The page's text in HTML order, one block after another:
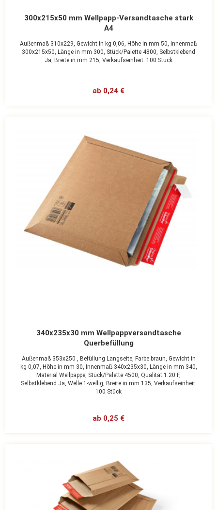
300x215x50 mm Wellpapp-Versandtasche stark
A4
Außenmaß 310x229, Gewicht in kg 0,06, Höhe in mm 50, Innenmaß
300x215x50, Länge in mm 300, Stück/Palette 4800, Selbstklebend
Ja, Breite in mm 215, Verkaufseinheit: 100 Stück
ab 0,24 €
340x235x30 mm Wellpappversandtasche
Querbefüllung
Außenmaß 353x250 , Befüllung Langseite, Farbe braun, Gewicht in
kg 0,07, Höhe in mm 30, Innenmaß 340x235x30, Länge in mm 340,
Material Wellpappe, Stück/Palette 4500, Qualität 1.20 F,
Selbstklebend Ja, Welle 1-wellig, Breite in mm 135, Verkaufseinheit:
100 Stück
ab 0,25 €